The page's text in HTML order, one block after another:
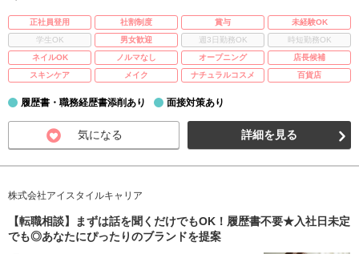
正社員登用 社割制度 賞与
未経験OK
学生OK
男女歓迎 週3日勤務OK
時短勤務OK
ネイルOK
ノルマなし オープニング
店長候補
スキンケア
メイク ナチュラルコスメ 百貨店
履歴書・職務経歴書添削あり 面接対策あり
気になる 詳細を見る
株式会社アイスタイルキャリア
【転職相談】まずは話を聞くだけでもOK！履歴書不要★入社日未定
でも◎あなたにぴったりのブランドを提案